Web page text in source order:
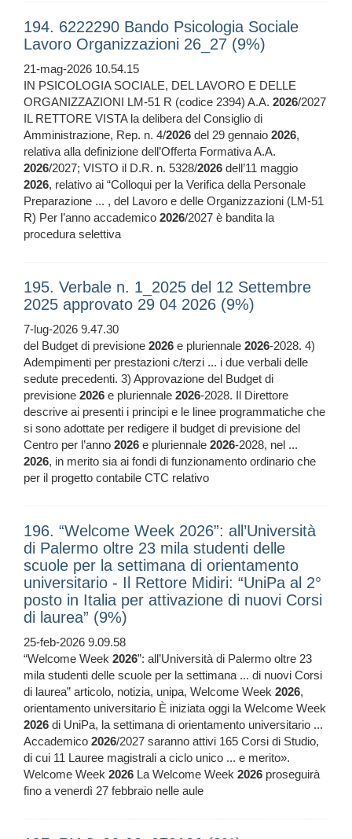
194. 6222290 Bando Psicologia Sociale
Lavoro Organizzazioni 26_27 (9%)
21-mag-2026 10.54.15
IN PSICOLOGIA SOCIALE, DEL LAVORO E DELLE
ORGANIZZAZIONI LM-51 R (codice 2394) A.A. 2026/2027
IL RETTORE VISTA la delibera del Consiglio di
Amministrazione, Rep. n. 4/2026 del 29 gennaio 2026,
relativa alla definizione dell’Offerta Formativa A.A.
2026/2027; VISTO il D.R. n. 5328/2026 dell’11 maggio
2026, relativo ai “Colloqui per la Verifica della Personale
Preparazione ... , del Lavoro e delle Organizzazioni (LM-51
R) Per l’anno accademico 2026/2027 è bandita la
procedura selettiva
195. Verbale n. 1_2025 del 12 Settembre
2025 approvato 29 04 2026 (9%)
7-lug-2026 9.47.30
del Budget di previsione 2026 e pluriennale 2026-2028. 4)
Adempimenti per prestazioni c/terzi ... i due verbali delle
sedute precedenti. 3) Approvazione del Budget di
previsione 2026 e pluriennale 2026-2028. Il Direttore
descrive ai presenti i principi e le linee programmatiche che
si sono adottate per redigere il budget di previsione del
Centro per l’anno 2026 e pluriennale 2026-2028, nel ...
2026, in merito sia ai fondi di funzionamento ordinario che
per il progetto contabile CTC relativo
196. “Welcome Week 2026”: all’Università
di Palermo oltre 23 mila studenti delle
scuole per la settimana di orientamento
universitario - Il Rettore Midiri: “UniPa al 2°
posto in Italia per attivazione di nuovi Corsi
di laurea” (9%)
25-feb-2026 9.09.58
“Welcome Week 2026”: all’Università di Palermo oltre 23
mila studenti delle scuole per la settimana ... di nuovi Corsi
di laurea” articolo, notizia, unipa, Welcome Week 2026,
orientamento universitario È iniziata oggi la Welcome Week
2026 di UniPa, la settimana di orientamento universitario ...
Accademico 2026/2027 saranno attivi 165 Corsi di Studio,
di cui 11 Lauree magistrali a ciclo unico ... e merito».
Welcome Week 2026 La Welcome Week 2026 proseguirà
fino a venerdì 27 febbraio nelle aule